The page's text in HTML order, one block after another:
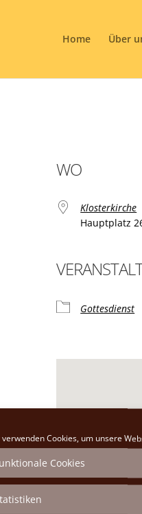
verwenden Cookies, um unsere
Cookies
Home Über
WO
Klosterkirche
Hauptplatz
Gottesdienst